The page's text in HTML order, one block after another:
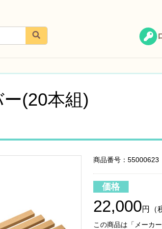
)
(20本組)
商品番号：55000623
価格
22,000円（
この商品は「メーカー